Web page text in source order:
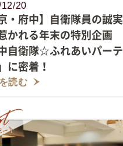
20
・府中】自衛隊員の誠実
かれる年末の特別企画
自衛隊☆ふれあいパーテ
に密着！
読む